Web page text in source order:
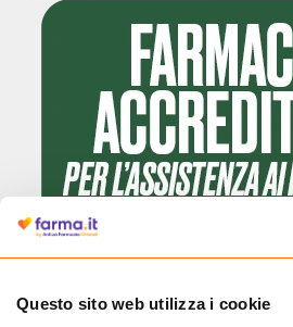
Questo sito web utilizza i cookie